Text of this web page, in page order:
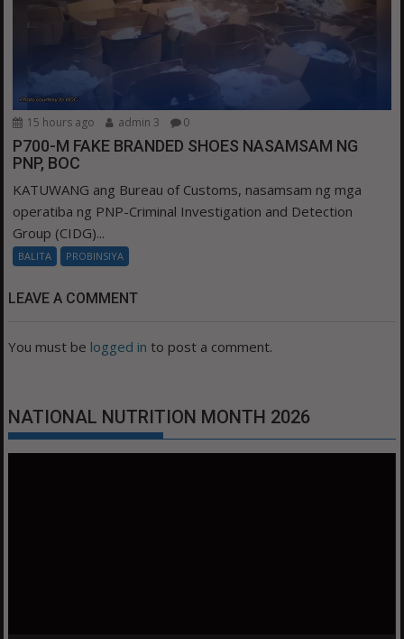
15 hours ago admin 3 0
P700-M FAKE BRANDED SHOES NASAMSAM NG
PNP, BOC
KATUWANG ang Bureau of Customs, nasamsam ng mga
operatiba ng PNP-Criminal Investigation and Detection
Group (CIDG)...
BALITA PROBINSIYA
LEAVE A COMMENT
You must be logged in to post a comment.
NATIONAL NUTRITION MONTH 2026